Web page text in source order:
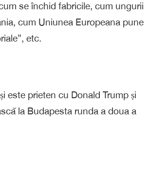
se închid fabricile, cum ungurii
cum Uniunea Europeana pune
etc.
este prieten cu Donald Trump și
la Budapesta runda a doua a